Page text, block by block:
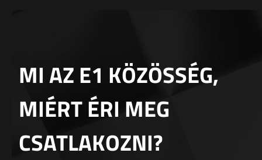
MI AZ E1 KÖZÖSSÉG,
MIÉRT ÉRI MEG
CSATLAKOZNI?